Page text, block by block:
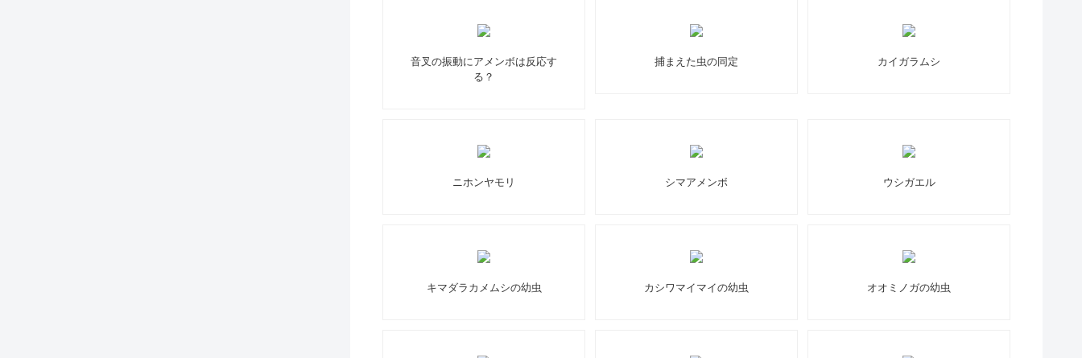
音叉の振動にアメンボは反応す
る？
捕まえた虫の同定 カイガラムシ
ニホンヤモリ シマアメンボ ウシガエル
キマダラカメムシの幼虫 カシワマイマイの幼虫 オオミノガの幼虫